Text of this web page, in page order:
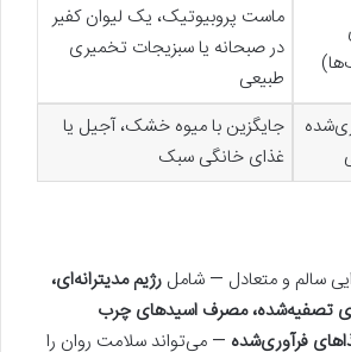
ماست پروبیوتیک، یک لیوان کفیر
در صبحانه یا سبزیجات تخمیری
طبیعی
جایگزین با میوه خشک، آجیل یا
غذای خانگی سبک
سالم و متعادل — شامل رژیم مدیترانه‌ای،
تصفیه‌شده، مصرف اسیدهای چرب
فرآوری‌شده — می‌تواند سلامت روان را